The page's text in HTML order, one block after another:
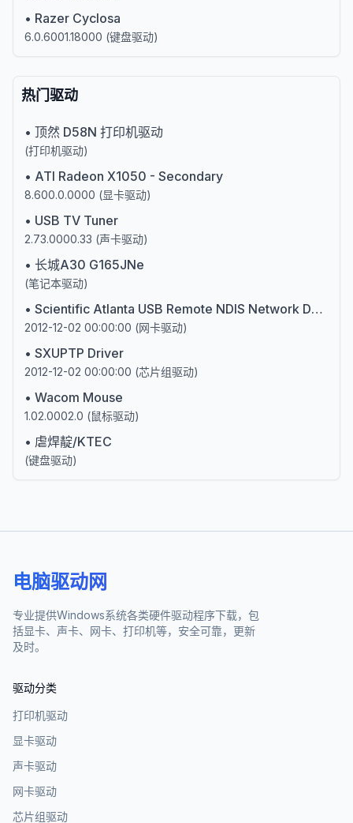
• Razer Cyclosa
6.0.6001.18000 (键盘驱动)
热门驱动
• 顶然 D58N 打印机驱动
(打印机驱动)
• ATI Radeon X1050 - Secondary
8.600.0.0000 (显卡驱动)
• USB TV Tuner
2.73.0000.33 (声卡驱动)
• 长城A30 G165JNe
(笔记本驱动)
• Scientific Atlanta USB Remote NDIS Network Device
2012-12-02 00:00:00 (网卡驱动)
• SXUPTP Driver
2012-12-02 00:00:00 (芯片组驱动)
• Wacom Mouse
1.02.0002.0 (鼠标驱动)
• 虐焊靛/KTEC
(键盘驱动)
电脑驱动网
专业提供Windows系统各类硬件驱动程序下载，包
括显卡、声卡、网卡、打印机等，安全可靠，更新
及时。
驱动分类
打印机驱动
显卡驱动
声卡驱动
网卡驱动
芯片组驱动